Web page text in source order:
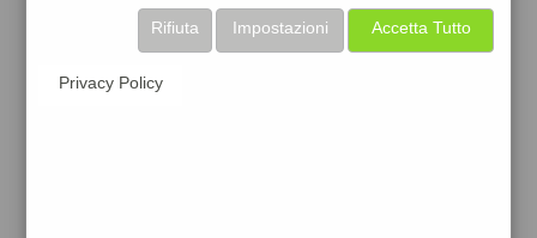
quiinzonati premiaogni volta che la usi
raccogli punti da convertire inbuoni sconto
o gift cardper fare la spesa, fare
Accetta Tutto
Impostazioni
Rifiuta
Privacy Policy